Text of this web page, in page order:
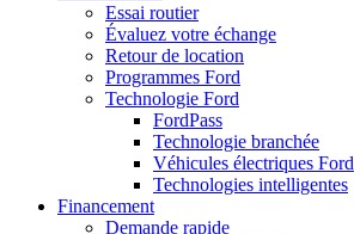
Essai routier
Évaluez votre échange
Retour de location
Programmes Ford
Technologie Ford
FordPass
Technologie branchée
Véhicules électriques Ford
Technologies intelligentes
Financement
Demande rapide